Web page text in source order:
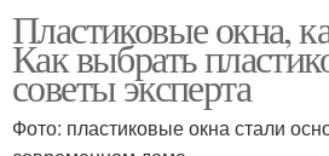
Пластиковые окна,
Как выбрать
советы эксперта
Фото: пластиковые окна стали